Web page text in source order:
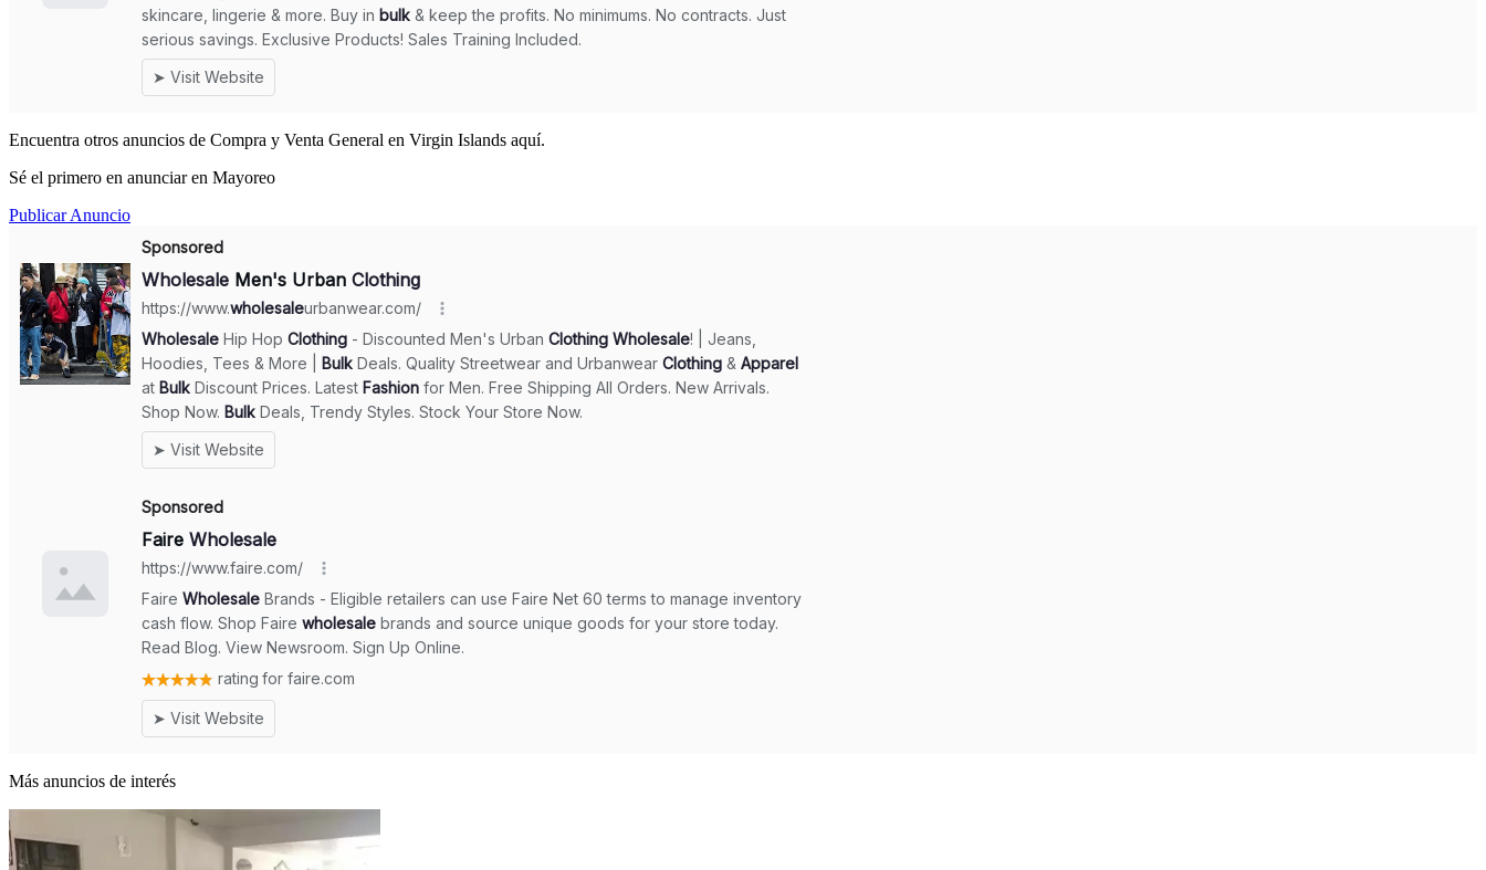
Encuentra otros anuncios de Compra y Venta General en Virgin Islands aquí.
Sé el primero en anunciar en Mayoreo
Publicar Anuncio
Más anuncios de interés